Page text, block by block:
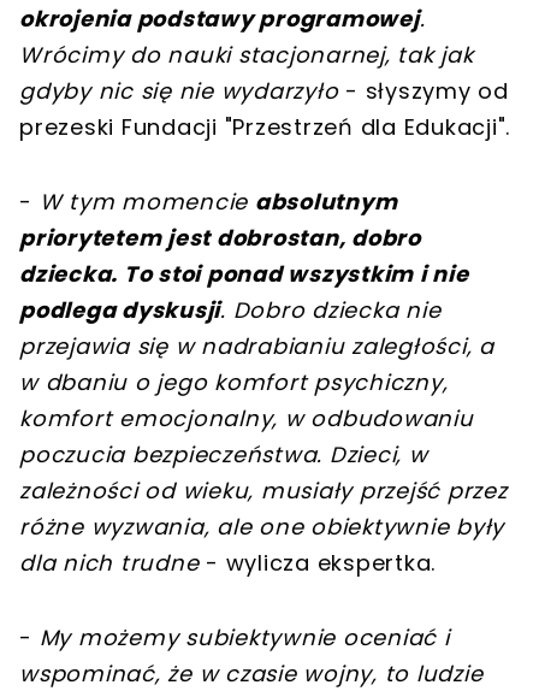
okrojenia podstawy programowej.
Wrócimy do nauki stacjonarnej, tak jak
gdyby nic się nie wydarzyło- słyszymy od
prezeski Fundacji "Przestrzeń dla Edukacji".
- W tym momencie absolutnym
priorytetem jest dobrostan, dobro
dziecka. To stoi ponad wszystkim i nie
podlega dyskusji. Dobro dziecka nie
przejawia się w nadrabianiu zaległości, a
w dbaniu o jego komfort psychiczny,
komfort emocjonalny, w odbudowaniu
poczucia bezpieczeństwa. Dzieci, w
zależności od wieku, musiały przejść przez
różne wyzwania, ale one obiektywnie były
dla nich trudne- wylicza ekspertka.
- My możemy subiektywnie oceniać i
wspominać, że w czasie wojny, to ludzie